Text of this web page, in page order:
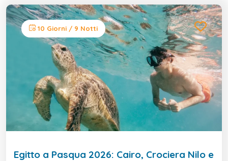
10 Giorni / 9 Notti
Egitto a Pasqua 2026: Cairo, Crociera Nilo e